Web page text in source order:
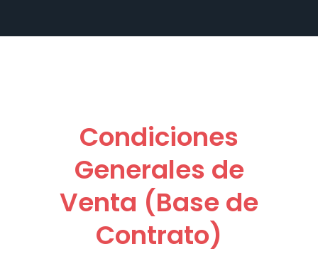
Condiciones
Generales de
Venta (Base de
Contrato)